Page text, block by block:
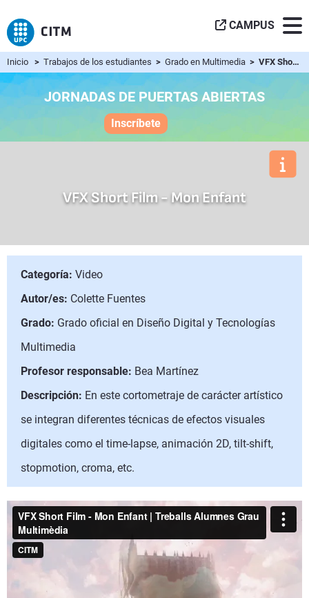
CAMPUS
Inicio > Trabajos de los estudiantes > Grado en Multimedia > VFX Short Film - Mon Enfant
JORNADAS DE PUERTAS ABIERTAS
Inscríbete
VFX Short Film - Mon Enfant
Categoría: Video
Autor/es: Colette Fuentes
Grado: Grado oficial en Diseño Digital y Tecnologías
Multimedia
Profesor responsable: Bea Martínez
Descripción: En este cortometraje de carácter artístico
se integran diferentes técnicas de efectos visuales
digitales como el time-lapse, animación 2D, tilt-shift,
stopmotion, croma, etc.